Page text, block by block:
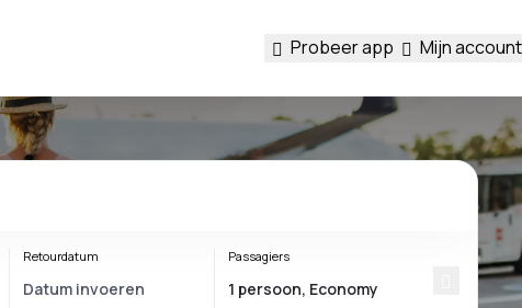
Probeer app Mijn account
Retourdatum Passagiers